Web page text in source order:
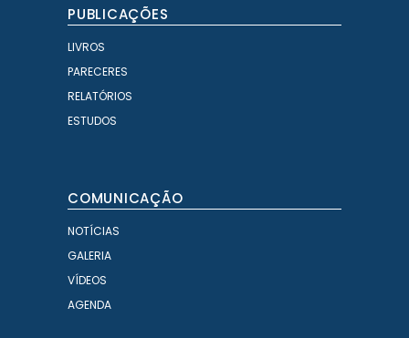
PUBLICAÇÕES
LIVROS
PARECERES
RELATÓRIOS
ESTUDOS
COMUNICAÇÃO
NOTÍCIAS
GALERIA
VÍDEOS
AGENDA